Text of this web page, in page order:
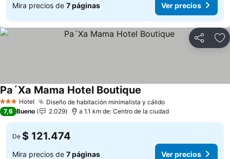
Mira precios de 7 páginas Ver precios
Compartir
3 Estrellas
Hotel Diseño de habitación minimalista y cálidoVer precios
Pa´Xa Mama Hotel Boutique
7,6 Bueno 2.029 a 1.1 km de: Centro de la ciudad
De $ 121.474
Mira precios de 7 páginas Ver precios